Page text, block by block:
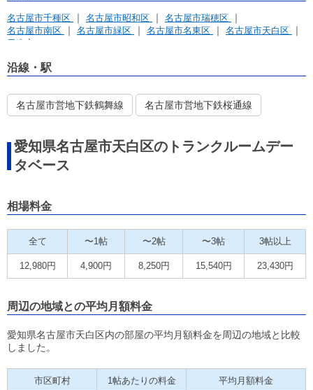
名古屋市千種区 名古屋市昭和区
名古屋市瑞穂区
名古屋市南区
名古屋市緑区 名古屋市名東区
名古屋市天白区
日進市
沿線・駅
名古屋市営地下鉄鶴舞線 名古屋市営地下鉄桜通線
愛知県名古屋市天白区のトランクルームデー
タベース
相場料金
全て 〜1帖 〜2帖 〜3帖 3帖以上
12,980円 4,900円 8,250円 15,540円 23,430円
周辺の地域との平均月額料金
愛知県名古屋市天白区内の部屋の平均月額料金を周辺の地域と比較
しました。
市区町村 1帖あたりの料金 平均月額料金